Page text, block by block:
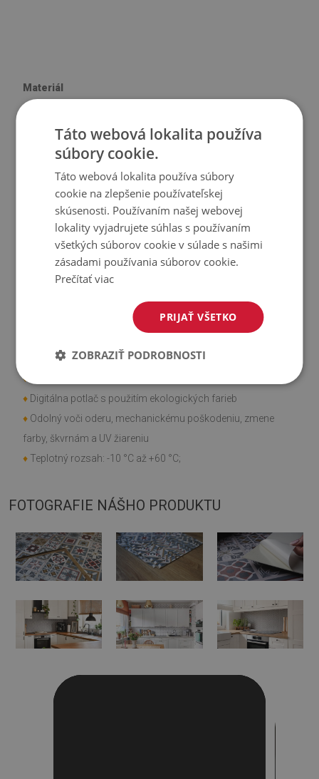
Materiál
Veľkosť panelu: 100x50 cm
Hrúbka obkladu (dlažby): 1,6 mm
Použitie
Interiéry izieb;
Steny, podlahy, stropy;
Môže sa lepiť na panely, obklady, kov alebo farbu.
Rýchla a jednoduchá montáž;
♦
♦ Digitálna potlač s použitím ekologických farieb
♦ Odolný voči oderu, mechanickému poškodeniu, zmene
farby, škvrnám a UV žiareniu
♦ Teplotný rozsah: -10 °C až +60 °C;
FOTOGRAFIE NÁŠHO PRODUKTU
Táto webová lokalita používa
súbory cookie.
Táto webová lokalita používa súbory
cookie na zlepšenie používateľskej
skúsenosti. Používaním našej webovej
lokality vyjadrujete súhlas s používaním
všetkých súborov cookie v súlade s našimi
zásadami používania súborov cookie.
Prečítať viac
PRIJAŤ VŠETKO
ZOBRAZIŤ PODROBNOSTI